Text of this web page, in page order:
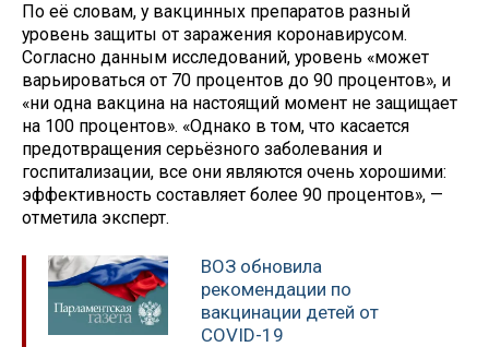
По её словам, у вакцинных препаратов разный
уровень защиты от заражения коронавирусом.
Согласно данным исследований, уровень «может
варьироваться от 70 процентов до 90 процентов», и
«ни одна вакцина на настоящий момент не защищает
на 100 процентов». «Однако в том, что касается
предотвращения серьёзного заболевания и
госпитализации, все они являются очень хорошими:
эффективность составляет более 90 процентов», —
отметила эксперт.
ВОЗ обновила
рекомендации по
вакцинации детей от
COVID-19